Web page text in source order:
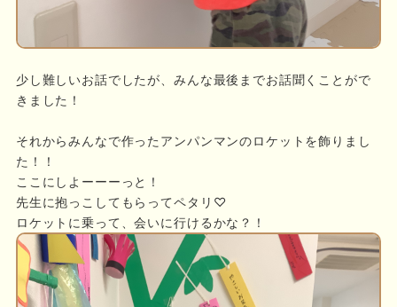
少し難しいお話でしたが、みんな最後までお話聞くことがで
きました！
それからみんなで作ったアンパンマンのロケットを飾りまし
た！！
ここにしよーーーっと！
先生に抱っこしてもらってペタリ♡
ロケットに乗って、会いに行けるかな？！